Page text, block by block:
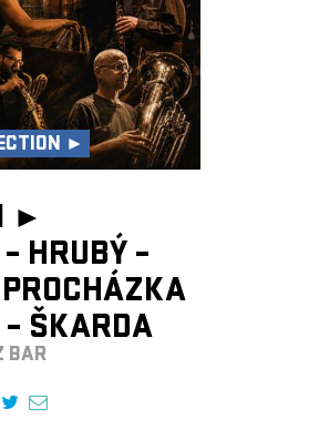
►
►
HRUBÝ –
– ŠKARDA
BAR